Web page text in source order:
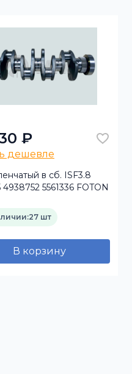
₽
дешевле
в сб. ISF3.8
4938752 5561336 FOTON
27 шт
В корзину